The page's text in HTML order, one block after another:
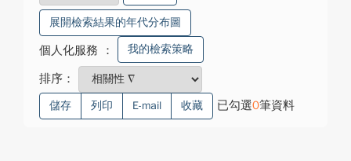
展開檢索結果的年代分布圖
個人化服務 ： 我的檢索策略
排序：
儲存 列印 E-mail 收藏 已勾選0筆資料